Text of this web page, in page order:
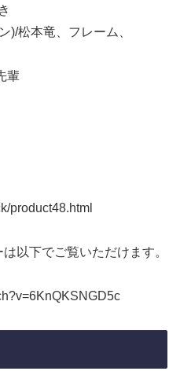
)/松本竜、フレーム、
輩
product48.html
以下でご覧いただけます。